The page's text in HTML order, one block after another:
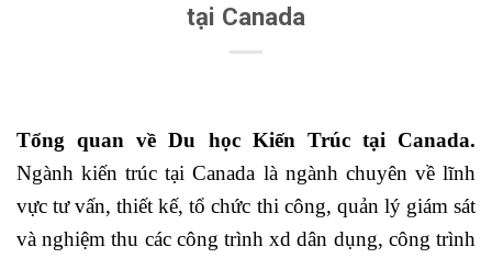
tại Canada
Tổng quan về Du học Kiến Trúc tại Canada.
Ngành kiến trúc tại Canada là ngành chuyên về lĩnh
vực tư vấn, thiết kế, tổ chức thi công, quản lý giám sát
và nghiệm thu các công trình xd dân dụng, công trình